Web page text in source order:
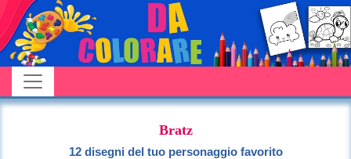
Bratz
12 disegni del tuo personaggio favorito